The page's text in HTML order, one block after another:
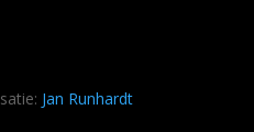
Jan Runhardt